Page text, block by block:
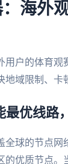
海外
用户的体育观
域限制、卡
最优线路
全球的节点网
的优质节点。